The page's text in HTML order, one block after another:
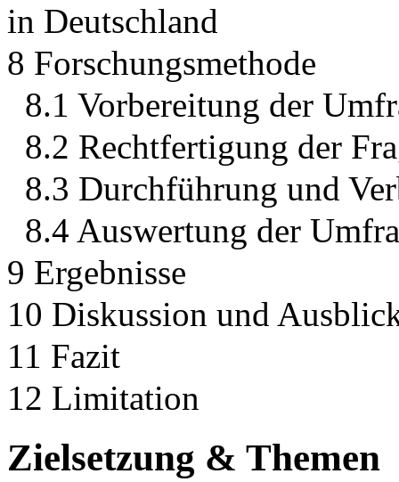
in Deutschland
8 Forschungsmethode
8.1 Vorbereitung der
8.2 Rechtfertigung der
8.3 Durchführung und
8.4 Auswertung der
9 Ergebnisse
10 Diskussion und
11 Fazit
12 Limitation
Zielsetzung & Themen